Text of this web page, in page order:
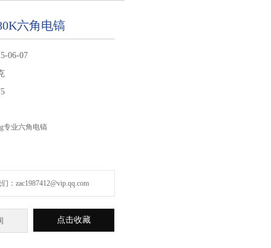
六角电镐
06-07
专业六角电镐
：zac1987412@vip.qq.com
点击收藏